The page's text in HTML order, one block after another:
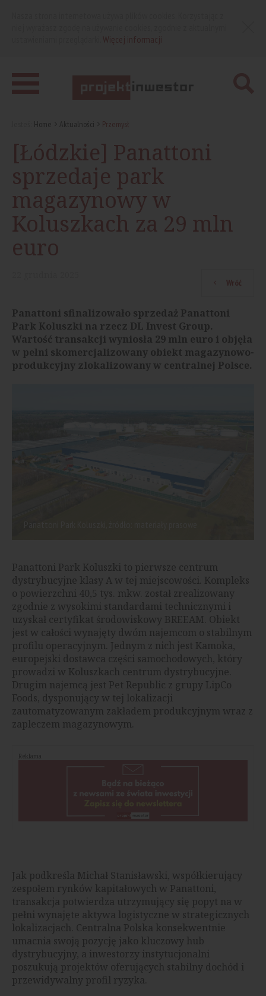
Home Aktualności Przemysł
[Łódzkie] Panattoni
sprzedaje park
magazynowy w
Koluszkach za 29 mln
euro
Wróć
Panattoni sfinalizowało sprzedaż Panattoni
Park Koluszki na rzecz DL Invest Group.
Wartość transakcji wyniosła 29 mln euro i objęła
w pełni skomercjalizowany obiekt magazynowo-
produkcyjny zlokalizowany w centralnej Polsce.
Panattoni Park Koluszki to pierwsze centrum
dystrybucyjne klasy A w tej miejscowości. Kompleks
o powierzchni 40,5 tys. mkw. został zrealizowany
zgodnie z wysokimi standardami technicznymi i
uzyskał certyfikat środowiskowy BREEAM. Obiekt
jest w całości wynajęty dwóm najemcom o stabilnym
profilu operacyjnym. Jednym z nich jest Kamoka,
europejski dostawca części samochodowych, który
prowadzi w Koluszkach centrum dystrybucyjne.
Drugim najemcą jest Pet Republic z grupy LipCo
Foods, dysponujący w tej lokalizacji
zautomatyzowanym zakładem produkcyjnym wraz z
zapleczem magazynowym.
Reklama
Jak podkreśla Michał Stanisławski, współkierujący
zespołem rynków kapitałowych w Panattoni,
transakcja potwierdza utrzymujący się popyt na w
pełni wynajęte aktywa logistyczne w strategicznych
lokalizacjach. Centralna Polska konsekwentnie
umacnia swoją pozycję jako kluczowy hub
dystrybucyjny, a inwestorzy instytucjonalni
poszukują projektów oferujących stabilny dochód i
przewidywalny profil ryzyka.